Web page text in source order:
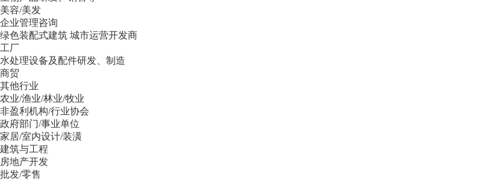
美容/美发
企业管理咨询
绿色装配式建筑 城市运营开发商
工厂
水处理设备及配件研发、制造
商贸
其他行业
农业/渔业/林业/牧业
非盈利机构/行业协会
政府部门/事业单位
家居/室内设计/装潢
建筑与工程
房地产开发
批发/零售